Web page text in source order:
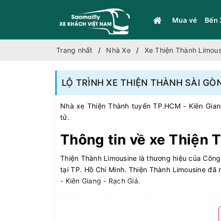
Mua vé Bến
Trang nhất Nhà Xe Xe Thiện Thành
LỘ TRÌNH XE THIỆN THÀNH SÀI
Nhà xe Thiện Thành tuyến TP.HCM - Kiên
tử.
Thông tin về xe Thiện
Thiện Thành Limousine là thương hiệu của
tại TP. Hồ Chí Minh. Thiện Thành Limousine
- Kiên Giang - Rạch Giá.